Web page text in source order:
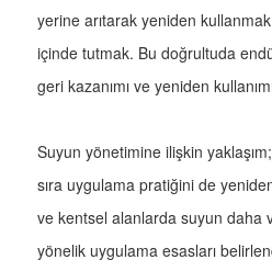
yerine arıtarak yeniden
içinde tutmak. Bu doğrultuda
geri kazanımı ve yeniden
Suyun yönetimine ilişkin
sıra uygulama pratiğini de
ve kentsel alanlarda suyun daha
yönelik uygulama esasları